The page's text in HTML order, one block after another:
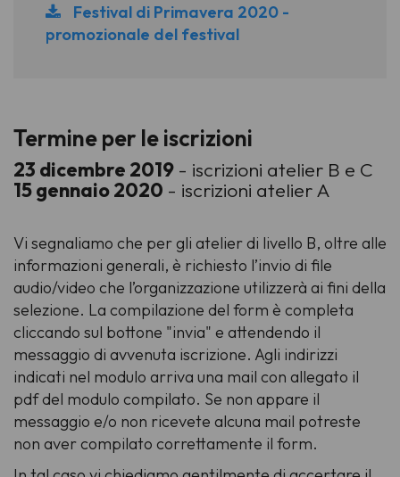
Festival di Primavera 2020 -
promozionale del festival
Termine per le iscrizioni
23 dicembre 2019 - iscrizioni atelier B e C
15 gennaio 2020 - iscrizioni atelier A
Vi segnaliamo che per gli atelier di livello B, oltre alle
informazioni generali, è richiesto l’invio di file
audio/video che l’organizzazione utilizzerà ai fini della
selezione. La compilazione del form è completa
cliccando sul bottone "invia" e attendendo il
messaggio di avvenuta iscrizione. Agli indirizzi
indicati nel modulo arriva una mail con allegato il
pdf del modulo compilato. Se non appare il
messaggio e/o non ricevete alcuna mail potreste
non aver compilato correttamente il form.